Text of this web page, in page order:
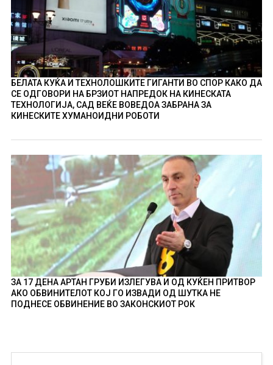
БЕЛАТА КУЌА И ТЕХНОЛОШКИТЕ ГИГАНТИ ВО СПОР КАКО ДА
СЕ ОДГОВОРИ НА БРЗИОТ НАПРЕДОК НА КИНЕСКАТА
ТЕХНОЛОГИЈА, САД ВЕЌЕ ВОВЕДОА ЗАБРАНА ЗА
КИНЕСКИТЕ ХУМАНОИДНИ РОБОТИ
ЗА 17 ДЕНА АРТАН ГРУБИ ИЗЛЕГУВА И ОД КУЌЕН ПРИТВОР
АКО ОБВИНИТЕЛОТ КОЈ ГО ИЗВАДИ ОД ШУТКА НЕ
ПОДНЕСЕ ОБВИНЕНИЕ ВО ЗАКОНСКИОТ РОК